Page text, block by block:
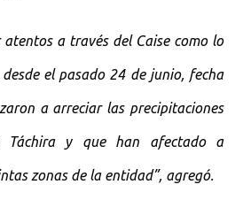
atentos a través del Caise como lo
el pasado 24 de junio, fecha
a arreciar las precipitaciones
Táchira y que han afectado a
zonas de la entidad”, agregó.